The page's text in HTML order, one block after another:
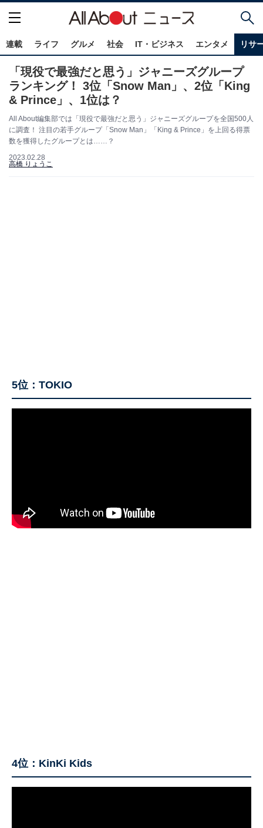
連載 ライフ グルメ 社会 IT・ビジネス エンタメ リサ
「現役で最強だと思う」ジャニーズグループ
ランキング！ 3位「Snow Man」、2位「King
& Prince」、1位は？
All About編集部では「現役で最強だと思う」ジャニーズグループを全国500人
に調査！ 注目の若手グループ「Snow Man」「King & Prince」を上回る得票
数を獲得したグループとは……？
2023.02.28
高橋 りょうこ
5位：TOKIO
4位：KinKi Kids